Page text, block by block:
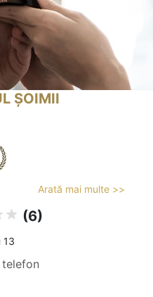
ȘOIMII
Arată mai multe >>
(6)
13